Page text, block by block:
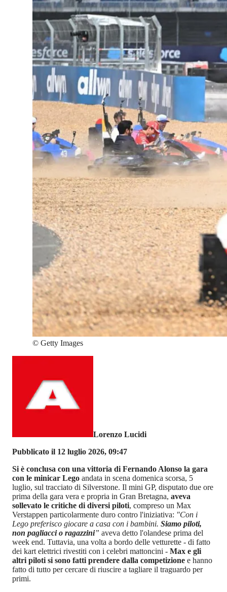
© Getty Images
Lorenzo Lucidi
Pubblicato il 12 luglio 2026, 09:47
Si è conclusa con una vittoria di Fernando Alonso la gara
con le minicar Lego andata in scena domenica scorsa, 5
luglio, sul tracciato di Silverstone. Il mini GP, disputato due ore
prima della gara vera e propria in Gran Bretagna, aveva
sollevato le critiche di diversi piloti, compreso un Max
Verstappen particolarmente duro contro l'iniziativa: "Con i
Lego preferisco giocare a casa con i bambini. Siamo piloti,
non pagliacci o ragazzini” aveva detto l'olandese prima del
week end. Tuttavia, una volta a bordo delle vetturette - di fatto
dei kart elettrici rivestiti con i celebri mattoncini - Max e gli
altri piloti si sono fatti prendere dalla competizione e hanno
fatto di tutto per cercare di riuscire a tagliare il traguardo per
primi.